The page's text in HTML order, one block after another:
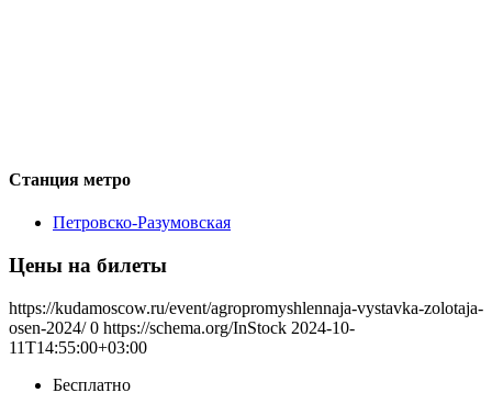
Станция метро
Петровско-Разумовская
Цены на билеты
https://kudamoscow.ru/event/agropromyshlennaja-vystavka-zolotaja-
osen-2024/ 0 https://schema.org/InStock 2024-10-
11T14:55:00+03:00
Бесплатно